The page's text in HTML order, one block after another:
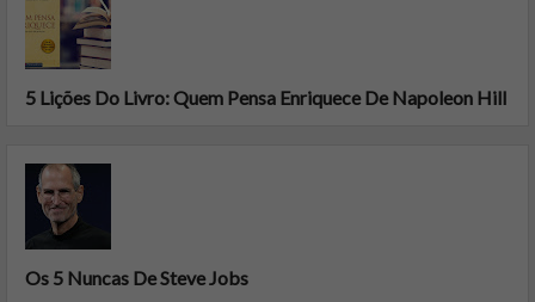
5 Lições Do Livro: Quem Pensa Enriquece De Napoleon Hill
Os 5 Nuncas De Steve Jobs